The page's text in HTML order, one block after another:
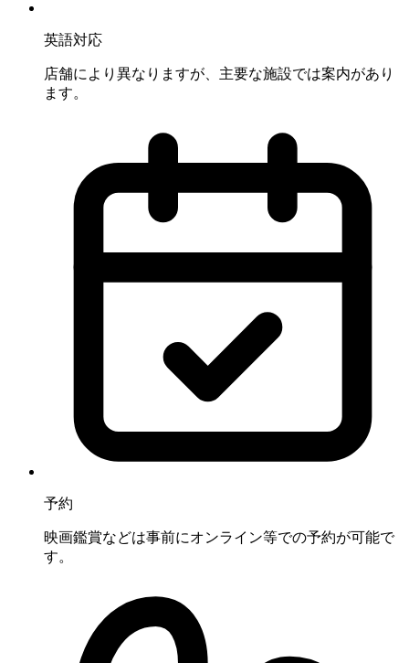
英語対応
店舗により異なりますが、主要な施設では案内があり
ます。
予約
映画鑑賞などは事前にオンライン等での予約が可能で
す。